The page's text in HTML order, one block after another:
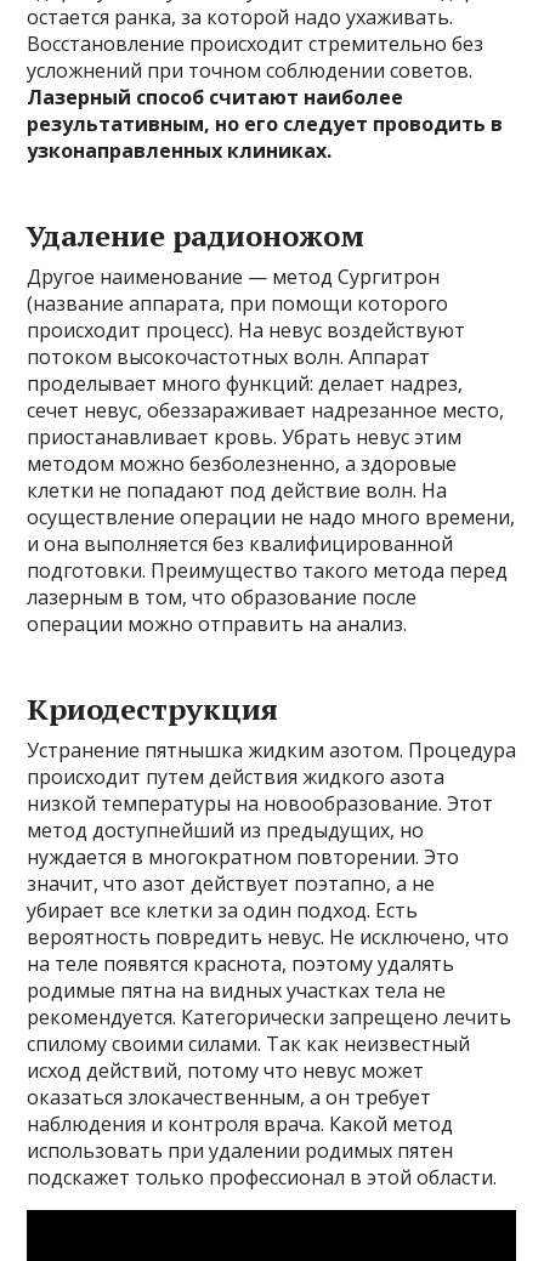
остается ранка, за которой надо ухаживать.
Восстановление происходит стремительно без
усложнений при точном соблюдении советов.
Лазерный способ считают наиболее
результативным, но его следует проводить в
узконаправленных клиниках.
Удаление радионожом
Другое наименование — метод Сургитрон
(название аппарата, при помощи которого
происходит процесс). На невус воздействуют
потоком высокочастотных волн. Аппарат
проделывает много функций: делает надрез,
сечет невус, обеззараживает надрезанное место,
приостанавливает кровь. Убрать невус этим
методом можно безболезненно, а здоровые
клетки не попадают под действие волн. На
осуществление операции не надо много времени,
и она выполняется без квалифицированной
подготовки. Преимущество такого метода перед
лазерным в том, что образование после
операции можно отправить на анализ.
Криодеструкция
Устранение пятнышка жидким азотом. Процедура
происходит путем действия жидкого азота
низкой температуры на новообразование. Этот
метод доступнейший из предыдущих, но
нуждается в многократном повторении. Это
значит, что азот действует поэтапно, а не
убирает все клетки за один подход. Есть
вероятность повредить невус. Не исключено, что
на теле появятся краснота, поэтому удалять
родимые пятна на видных участках тела не
рекомендуется. Категорически запрещено лечить
спилому своими силами. Так как неизвестный
исход действий, потому что невус может
оказаться злокачественным, а он требует
наблюдения и контроля врача. Какой метод
использовать при удалении родимых пятен
подскажет только профессионал в этой области.